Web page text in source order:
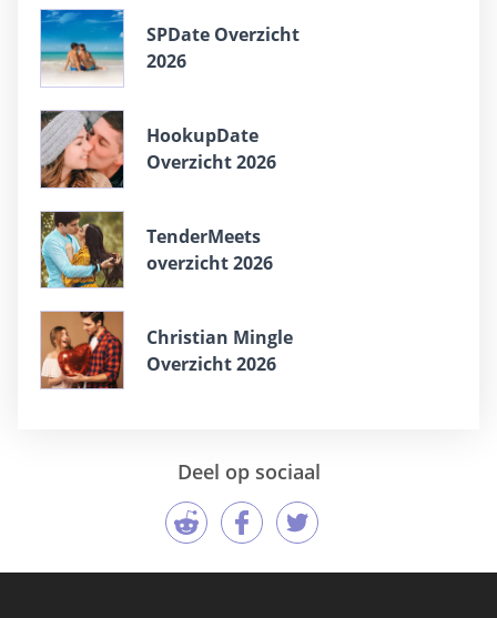
SPDate Overzicht
2026
HookupDate
Overzicht 2026
TenderMeets
overzicht 2026
Christian Mingle
Overzicht 2026
Deel op sociaal